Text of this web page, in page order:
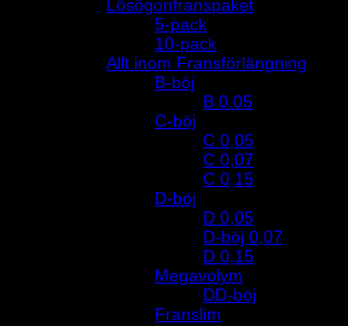
Lösögonfranspaket
5-pack
10-pack
Allt inom Fransförlängning
B-böj
B 0.05
C-böj
C 0,05
C 0,07
C 0,15
D-böj
D 0,05
D-böj 0,07
D 0,15
Megavolym
DD-böj
Franslim